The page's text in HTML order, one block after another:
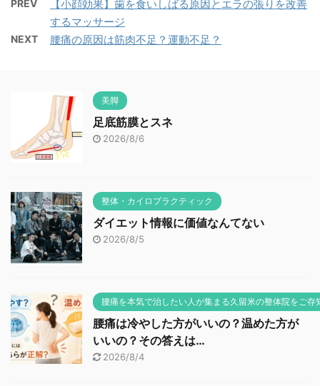
PREV
【小顔効果】歯を食いしばる原因とエラの張りを改善
するマッサージ
NEXT 腰痛の原因は筋肉不足？運動不足？
美脚
足底筋膜とスネ
2026/8/6
整体・カイロプラクティック
ダイエット情報に価値なんてない
2026/8/5
腰痛を本気で治したい人が集まる久留米の整体院をご存
腰痛は冷やした方がいいの？温めた方が
いいの？その答えは…
2026/8/4